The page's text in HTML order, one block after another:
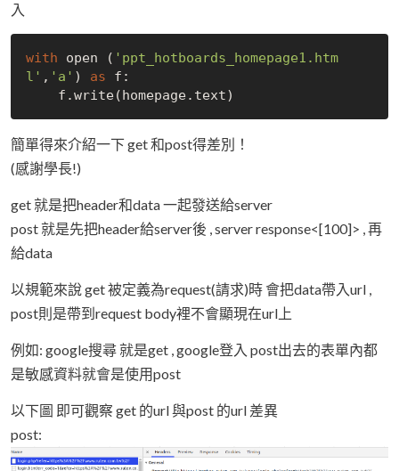
入
with open ( 'ppt_hotboards_homepage1.htm
l' , 'a' ) as f:
簡單得來介紹一下 get 和post得差別！
(感謝學長!)
get 就是把header和data 一起發送給server
post 就是先把header給server後 , server response<[100]> , 再
給data
以規範來說 get 被定義為request(請求)時 會把data帶入url ,
post則是帶到request body裡不會顯現在url上
例如: google搜尋 就是get , google登入 post出去的表單內都
是敏感資料就會是使用post
以下圖 即可觀察 get 的url 與post 的url 差異
post: